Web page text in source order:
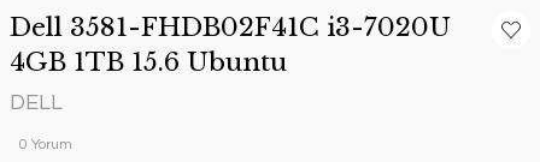
Dell 3581-FHDB02F41C i3-7020U
4GB 1TB 15.6 Ubuntu
DELL
0 Yorum